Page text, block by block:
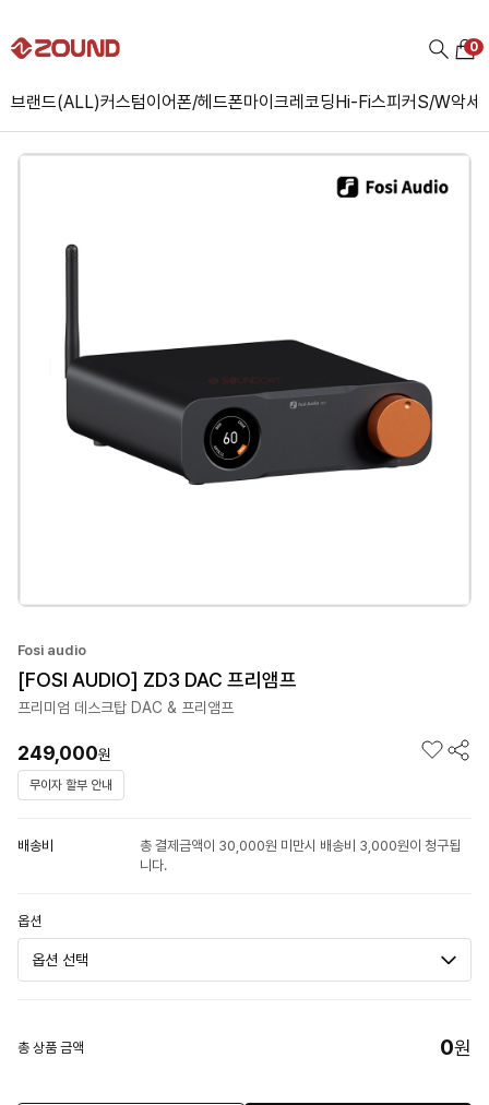
브랜드(ALL)커스텀이어폰/헤드폰마이크레코딩Hi-Fi스피커S/W악세
0
Fosi audio
[FOSI AUDIO] ZD3 DAC 프리앰프
프리미엄 데스크탑 DAC & 프리앰프
249,000원
무이자 할부 안내
배송비
총 결제금액이 30,000원 미만시 배송비 3,000원이 청구됩
니다.
옵션
총 상품 금액 0원